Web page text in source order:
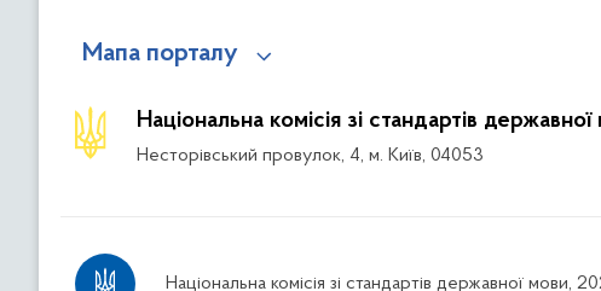
Мапа порталу
Національна комісія зі стандартів
Несторівський провулок, 4, м. Київ, 04053
Національна комісія зі стандартів державної мови,